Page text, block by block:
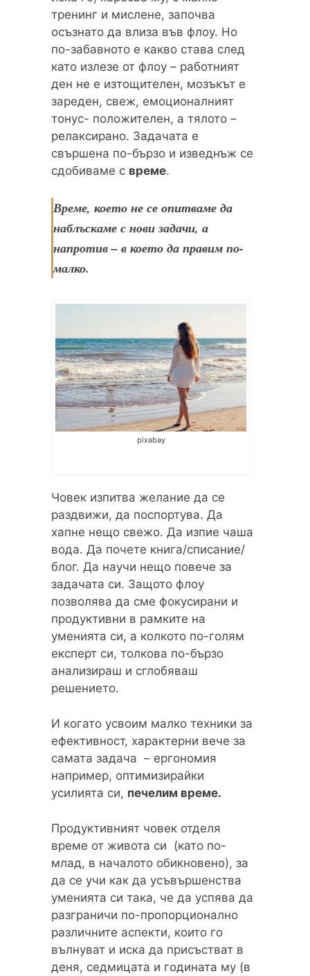
тренинг и мислене, започва
осъзнато да влиза във флоу. Но
по-забавното е какво става след
като излезе от флоу – работният
ден не е изтощителен, мозъкът е
зареден, свеж, емоционалният
тонус- положителен, а тялото –
релаксирано. Задачата е
свършена по-бързо и изведнъж се
сдобиваме с време.
Време, което не се опитваме да
наблъскаме с нови задачи, а
напротив – в което да правим по-
малко.
pixabay
Човек изпитва желание да се
раздвижи, да поспортува. Да
хапне нещо свежо. Да изпие чаша
вода. Да почете книга/списание/
блог. Да научи нещо повече за
задачата си. Защото флоу
позволява да сме фокусирани и
продуктивни в рамките на
уменията си, а колкото по-голям
експерт си, толкова по-бързо
анализираш и сглобяваш
решението.
И когато усвоим малко техники за
ефективност, характерни вече за
самата задача – ергономия
например, оптимизирайки
усилията си, печелим време.
Продуктивният човек отделя
време от живота си (като по-
млад, в началото обикновено), за
да се учи как да усъвършенства
уменията си така, че да успява да
разграничи по-пропорционално
различните аспекти, които го
вълнуват и иска да присъстват в
деня, седмицата и годината му (в